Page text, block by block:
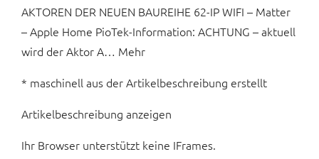
AKTOREN DER NEUEN BAUREIHE 62-IP WIFI – Matter
– Apple Home PioTek-Information: ACHTUNG – aktuell
wird der Aktor A… Mehr
* maschinell aus der Artikelbeschreibung erstellt
Artikelbeschreibung anzeigen
Ihr Browser unterstützt keine IFrames.